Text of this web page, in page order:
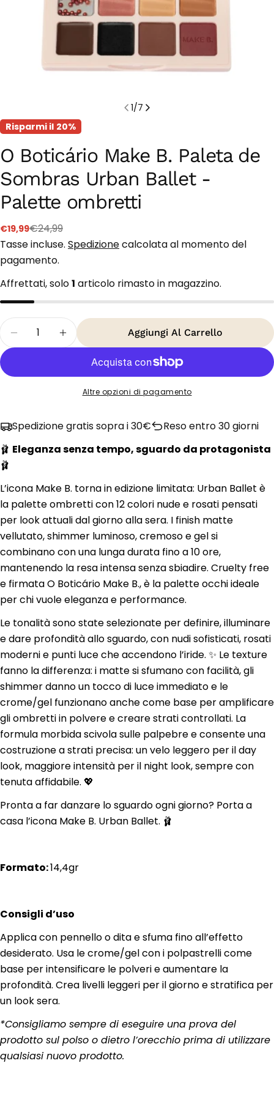
1/7
Risparmi il 20%
O Boticário Make B. Paleta de
Sombras Urban Ballet -
Palette ombretti
Prezzo
di
€19,99
Prezzo
regolare
€24,99
Tasse incluse. Spedizionecalcolata al momento del
pagamento.
Affrettati, solo1 articolo rimasto in magazzino.
Quantità
Diminuisci La Quantità Per O Boticário Make
Aumenta La Quantità Per O Boticário
Aggiungi Al Carrello
Altre opzioni di pagamento
Spedizione gratis sopra i 30€
Reso entro 30 giorni
🩰 Eleganza senza tempo, sguardo da protagonista
🩰
L’icona Make B. torna in edizione limitata: Urban Ballet è
la palette ombretti con 12 colori nude e rosati pensati
per look attuali dal giorno alla sera. I finish matte
vellutato, shimmer luminoso, cremoso e gel si
combinano con una lunga durata fino a 10 ore,
mantenendo la resa intensa senza sbiadire. Cruelty free
e firmata O Boticário Make B., è la palette occhi ideale
per chi vuole eleganza e performance.
Le tonalità sono state selezionate per definire, illuminare
e dare profondità allo sguardo, con nudi sofisticati, rosati
moderni e punti luce che accendono l’iride. ✨ Le texture
fanno la differenza: i matte si sfumano con facilità, gli
shimmer danno un tocco di luce immediato e le
crome/gel funzionano anche come base per amplificare
gli ombretti in polvere e creare strati controllati. La
formula morbida scivola sulle palpebre e consente una
costruzione a strati precisa: un velo leggero per il day
look, maggiore intensità per il night look, sempre con
tenuta affidabile. 💖
Pronta a far danzare lo sguardo ogni giorno? Porta a
casa l’icona Make B. Urban Ballet. 🩰
Formato:14,4gr
Consigli d’uso
Applica con pennello o dita e sfuma fino all’effetto
desiderato. Usa le crome/gel con i polpastrelli come
base per intensificare le polveri e aumentare la
profondità. Crea livelli leggeri per il giorno e stratifica per
un look sera.
*Consigliamo sempre di eseguire una prova del
prodotto sul polso o dietro l’orecchio prima di utilizzare
qualsiasi nuovo prodotto.